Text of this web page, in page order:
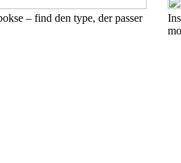
– find den type, der passer